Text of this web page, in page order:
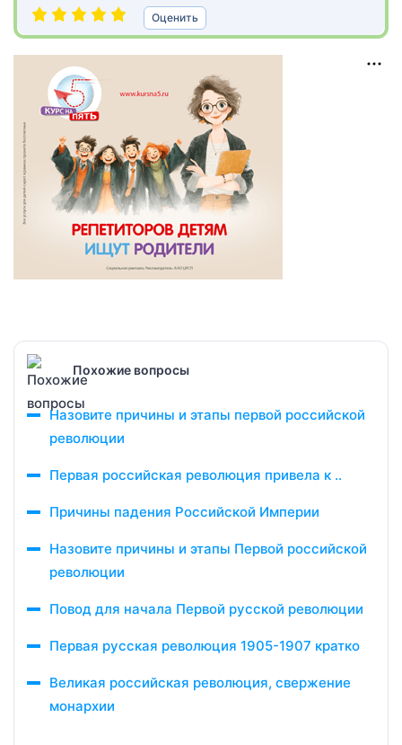
Оценить
Похожие вопросы
Назовите причины и этапы первой российской
революции
Первая российская революция привела к ..
Причины падения Российской Империи
Назовите причины и этапы Первой российской
революции
Повод для начала Первой русской революции
Первая русская революция 1905-1907 кратко
Великая российская революция, свержение
монархии